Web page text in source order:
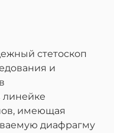
стетоскоп
и
линейке
имеющая
диафрагму